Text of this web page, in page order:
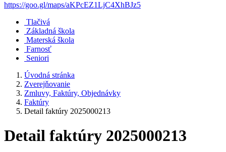
https://goo.gl/maps/aKPcEZ1LjC4XhBJz5
Tlačivá
Základná škola
Materská škola
Farnosť
Seniori
Úvodná stránka
Zverejňovanie
Zmluvy, Faktúry, Objednávky
Faktúry
Detail faktúry 2025000213
Detail faktúry 2025000213